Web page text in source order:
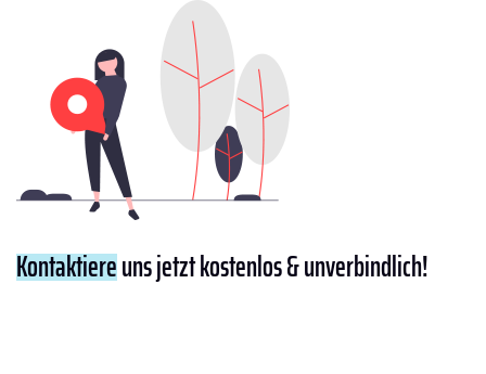
Kontaktiereuns jetzt kostenlos & unverbindlich!